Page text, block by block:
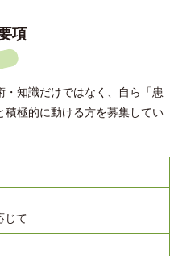
項
知識だけではなく、自ら「患
積極的に動ける方を募集してい
じて